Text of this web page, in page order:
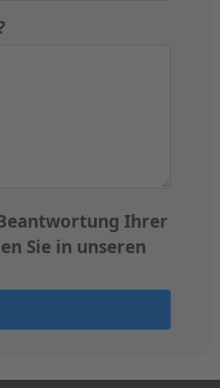
Ihrer
Sie in unseren